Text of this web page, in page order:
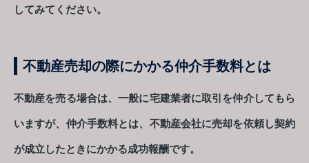
してみてください。
不動産売却の際にかかる仲介手数料とは
不動産を売る場合は、一般に宅建業者に取引を仲介してもら
いますが、仲介手数料とは、不動産会社に売却を依頼し契約
が成立したときにかかる成功報酬です。